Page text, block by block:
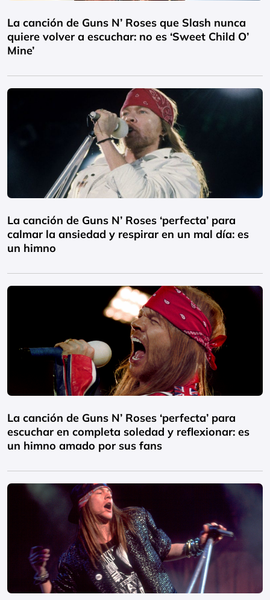
La canción de Guns N’ Roses que Slash nunca
quiere volver a escuchar: no es ‘Sweet Child O’
Mine’
La canción de Guns N’ Roses ‘perfecta’ para
calmar la ansiedad y respirar en un mal día: es
un himno
La canción de Guns N’ Roses ‘perfecta’ para
escuchar en completa soledad y reflexionar: es
un himno amado por sus fans